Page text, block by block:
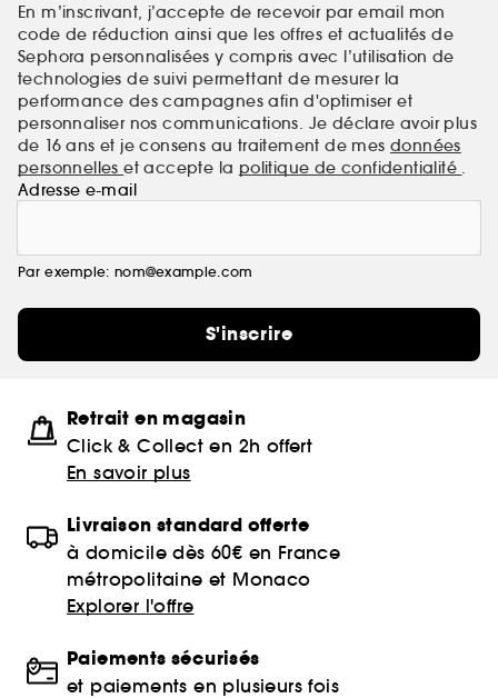
En m’inscrivant, j’accepte de recevoir par email mon
code de réduction ainsi que les offres et actualités de
Sephora personnalisées y compris avec l’utilisation de
technologies de suivi permettant de mesurer la
performance des campagnes afin d'optimiser et
personnaliser nos communications. Je déclare avoir plus
de 16 ans et je consens au traitement de mes données
personnelleset accepte la politique de confidentialité .
Adresse e-mail
Par exemple: nom@example.com
S'inscrire
Retrait en magasin
Click & Collect en 2h offert
En savoir plus
Livraison standard offerte
à domicile dès 60€ en France
métropolitaine et Monaco
Explorer l'offre
Paiements sécurisés
et paiements en plusieurs fois